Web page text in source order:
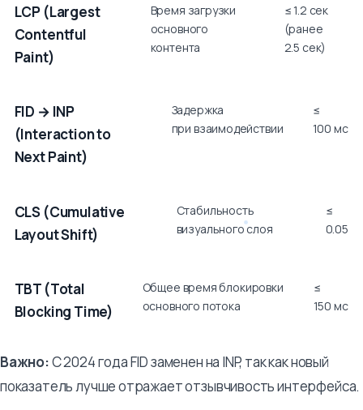
Метрика Описание
Рекомендуемое
значение
в 2025
LCP (Largest
Contentful
Paint)
Время загрузки
основного
контента
≤ 1.2 сек
(ранее
2.5 сек)
FID → INP
(Interaction to
Next Paint)
Задержка
при взаимодействии
≤
100 мс
CLS (Cumulative
Layout Shift)
Стабильность
визуального слоя
≤
0.05
TBT (Total
Blocking Time)
Общее время блокировки
основного потока
≤
150 мс
Важно:С 2024 года FID заменен на INP, так как новый
показатель лучше отражает отзывчивость интерфейса.